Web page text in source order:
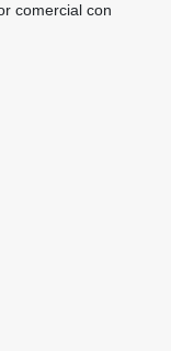
comercial con